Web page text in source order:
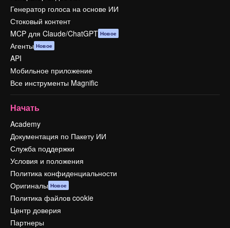
Генератор голоса на основе ИИ
Стоковый контент
MCP для Claude/ChatGPT Новое
Агенты Новое
API
Мобильное приложение
Все инструменты Magnific
Начать
Academy
Документация по Пакету ИИ
Служба поддержки
Условия и положения
Политика конфиденциальности
Оригиналы Новое
Политика файлов cookie
Центр доверия
Партнеры